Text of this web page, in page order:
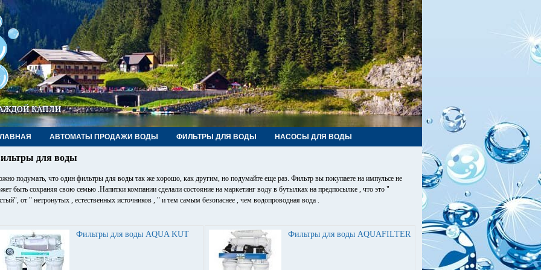
АВТОМАТЫ ПРОДАЖИ ВОДЫ ФИЛЬТРЫ ДЛЯ ВОДЫ НАСОСЫ ДЛЯ ВОДЫ
ФИТИНГИ, КРАНЫ
для воды
подумать, что один фильтры для воды так же хорошо, как другим, но подумайте еще раз. Фильтр вы покупаете на импульсе не
быть сохраняя свою семью .Напитки компании сделали состояние на маркетинг воду в бутылках на предпосылке , что это "
от " нетронутых , естественных источников , " и тем самым безопаснее , чем водопроводная вода .
Фильтры для воды AQUA KUT Фильтры для воды AQUAFILTER